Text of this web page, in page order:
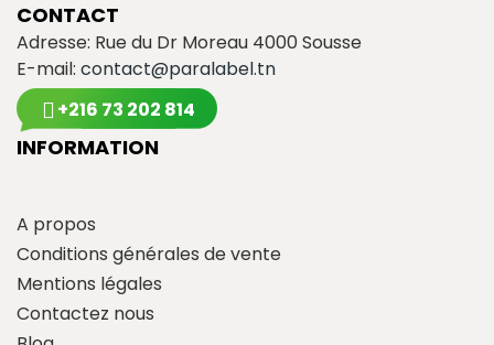
CONTACT
Adresse: Rue du Dr Moreau 4000 Sousse
E-mail: contact@paralabel.tn
+216 73 202 814
INFORMATION
A propos
Conditions générales de vente
Mentions légales
Contactez nous